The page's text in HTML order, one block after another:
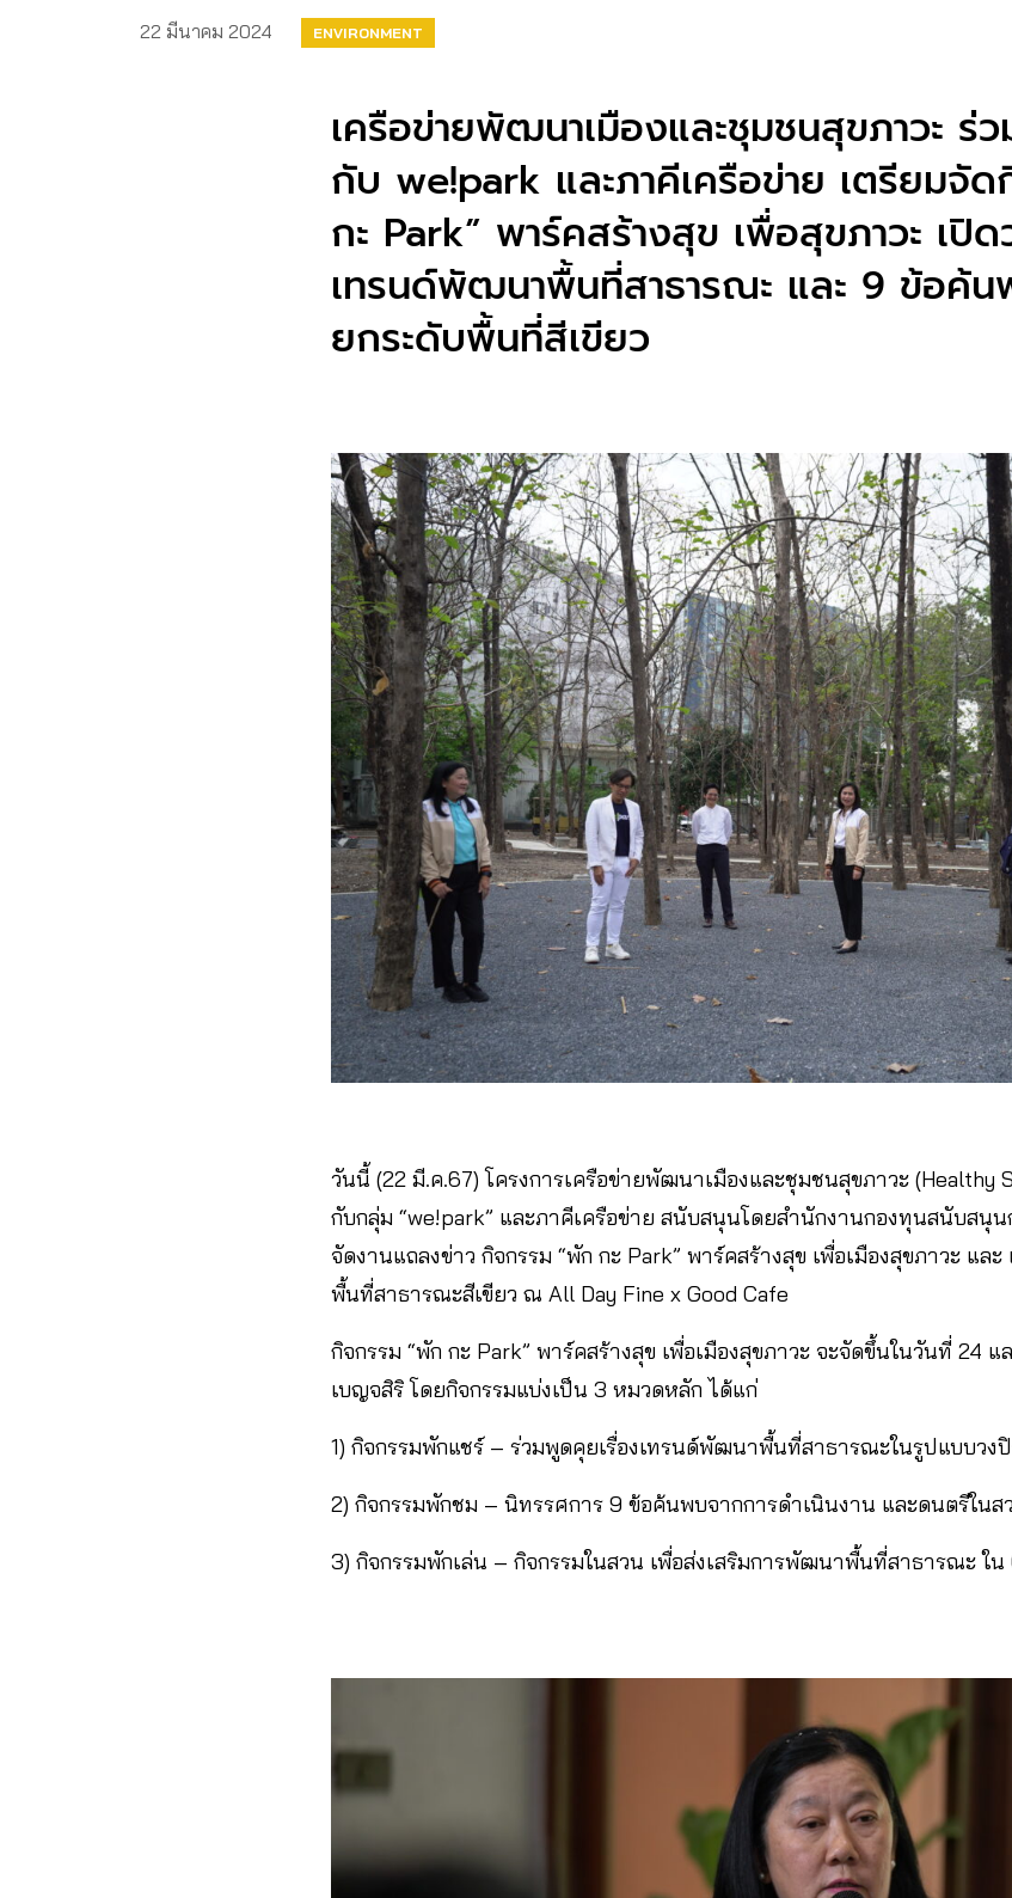
22 มีนาคม 2024
ENVIRONMENT
เครือข่ายพัฒนาเมืองและชุมชนสุขภาวะ ร่ว
กับ we!park และภาคีเครือข่าย เตรียมจั
กะ Park” พาร์คสร้างสุข เพื่อสุขภาวะ เปิ
เทรนด์พัฒนาพื้นที่สาธารณะ และ 9 ข้อค้น
ยกระดับพื้นที่สีเขียว
วันนี้ (22 มี.ค.67) โครงการเครือข่ายพัฒนาเมืองและชุมชนสุขภาวะ (Healthy
กับกลุ่ม “we!park” และภาคีเครือข่าย สนับสนุนโดยสำนักงานกองทุนสนับสนุน
จัดงานแถลงข่าว กิจกรรม “พัก กะ Park” พาร์คสร้างสุข เพื่อเมืองสุขภาวะ แ
พื้นที่สาธารณะสีเขียว ณ All Day Fine x Good Cafe
กิจกรรม “พัก กะ Park” พาร์คสร้างสุข เพื่อเมืองสุขภาวะ จะจัดขึ้นในวันที่ 24
เบญจสิริ โดยกิจกรรมแบ่งเป็น 3 หมวดหลัก ได้แก่
1) กิจกรรมพักแชร์ – ร่วมพูดคุยเรื่องเทรนด์พัฒนาพื้นที่สาธารณะในรูปแบบวง
2) กิจกรรมพักชม – นิทรรศการ 9 ข้อค้นพบจากการดำเนินงาน และดนตรีในส
3) กิจกรรมพักเล่น – กิจกรรมในสวน เพื่อส่งเสริมการพัฒนาพื้นที่สาธารณะ ใน